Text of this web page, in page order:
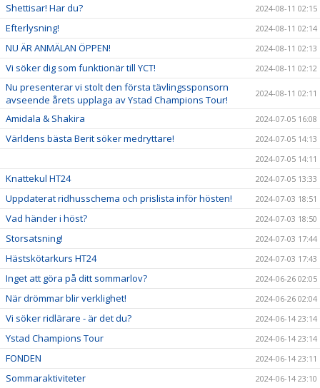
Shettisar! Har du? 2024-08-11 02:15
Efterlysning! 2024-08-11 02:14
NU ÄR ANMÄLAN ÖPPEN! 2024-08-11 02:13
Vi söker dig som funktionär till YCT! 2024-08-11 02:12
Nu presenterar vi stolt den första tävlingssponsorn
avseende årets upplaga av Ystad Champions Tour!
2024-08-11 02:11
Amidala & Shakira 2024-07-05 16:08
Världens bästa Berit söker medryttare!
2024-07-05 14:13
2024-07-05 14:11
Knattekul HT24 2024-07-05 13:33
Uppdaterat ridhusschema och prislista inför hösten! 2024-07-03 18:51
Vad händer i höst? 2024-07-03 18:50
Storsatsning! 2024-07-03 17:44
Hästskötarkurs HT24 2024-07-03 17:43
Inget att göra på ditt sommarlov? 2024-06-26 02:05
När drömmar blir verklighet! 2024-06-26 02:04
Vi söker ridlärare - är det du? 2024-06-14 23:14
Ystad Champions Tour 2024-06-14 23:14
FONDEN 2024-06-14 23:11
Sommaraktiviteter 2024-06-14 23:10